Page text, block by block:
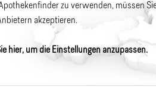
zu verwenden, müssen
akzeptieren.
hier, um die Einstellungen anzupassen.